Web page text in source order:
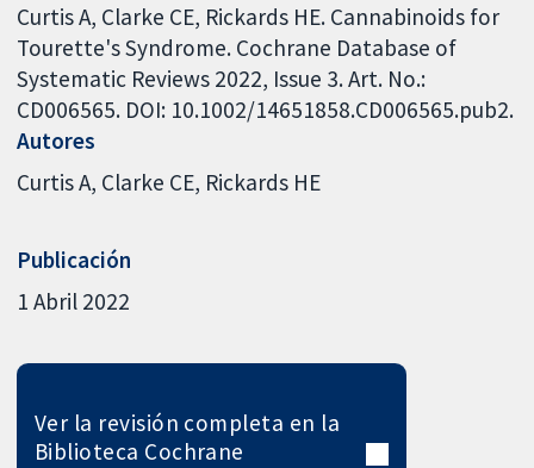
Curtis A, Clarke CE, Rickards HE. Cannabinoids for
Tourette's Syndrome. Cochrane Database of
Systematic Reviews 2022, Issue 3. Art. No.:
CD006565. DOI: 10.1002/14651858.CD006565.pub2.
Autores
Curtis A Clarke CE Rickards HE
Publicación
1 Abril 2022
Ver la revisión completa en la
Biblioteca Cochrane